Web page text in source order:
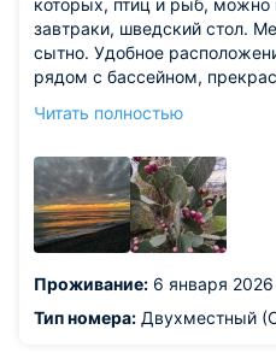
которых, птиц и рыб, можно
завтраки, шведский стол.
сытно. Удобное
рядом с бассейном,
понравились выступления
Из недостатков: в душе
напольный бордюр.
Читать полностью
Проживание: 6 января
Тип номера: Двухместный